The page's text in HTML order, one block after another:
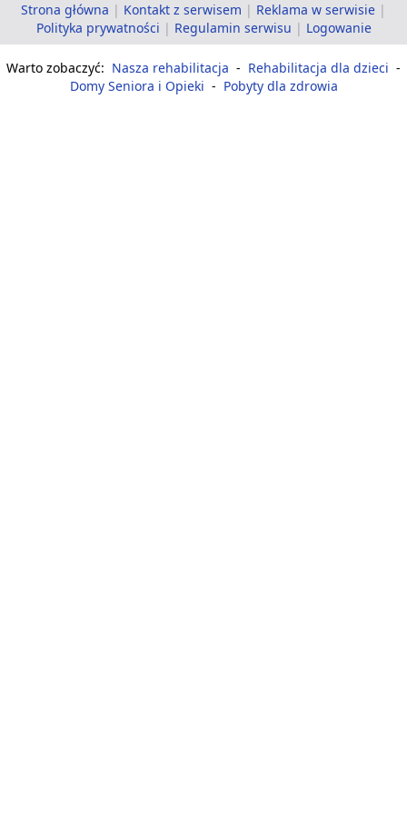
Strona główna | Kontakt z serwisem | Reklama w serwisie |
Polityka prywatności | Regulamin serwisu | Logowanie
Warto zobaczyć: Nasza rehabilitacja - Rehabilitacja dla dzieci -
Domy Seniora i Opieki - Pobyty dla zdrowia